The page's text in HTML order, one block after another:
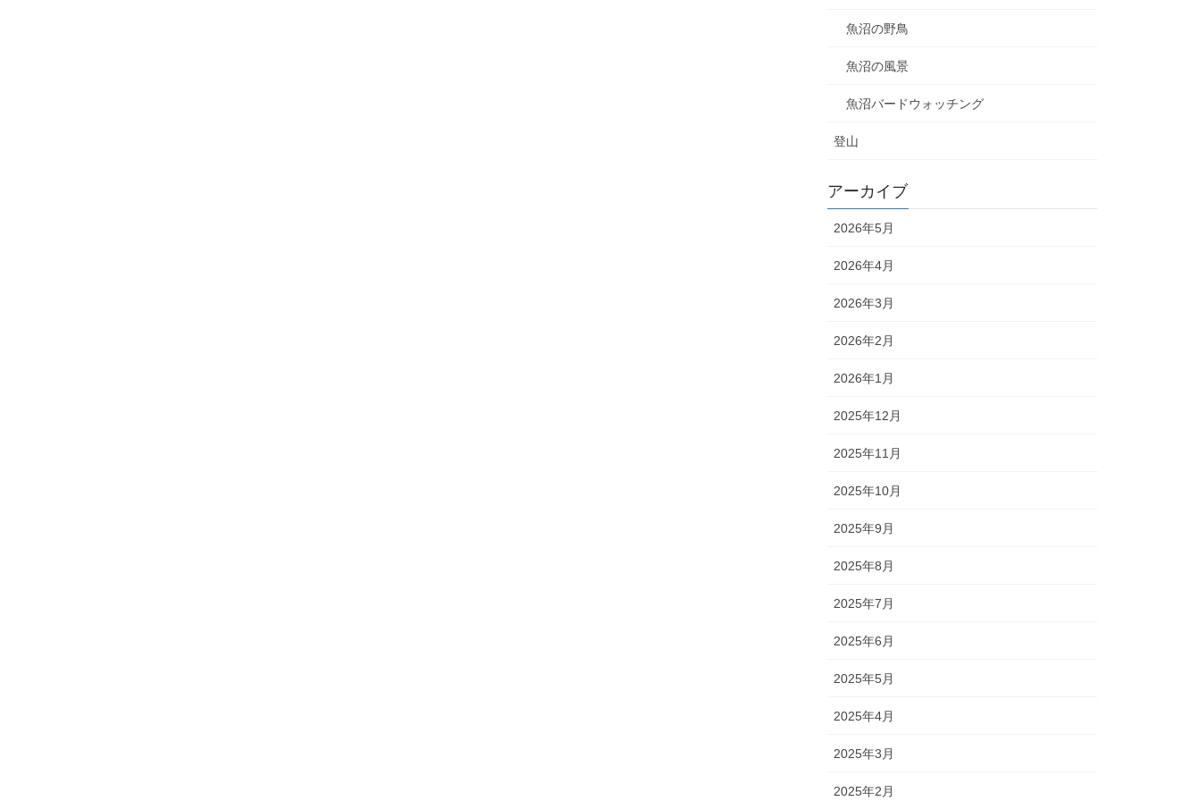
魚沼の野鳥
魚沼の風景
魚沼バードウォッチング
登山
アーカイブ
2026年5月
2026年4月
2026年3月
2026年2月
2026年1月
2025年12月
2025年11月
2025年10月
2025年9月
2025年8月
2025年7月
2025年6月
2025年5月
2025年4月
2025年3月
2025年2月